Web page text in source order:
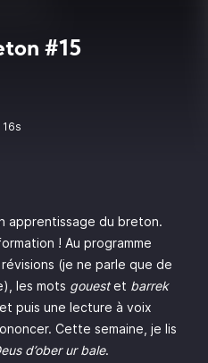
#15
16s
apprentissage du breton.
! Au programme
(je ne parle que de
les mots gouestet barrek
puis une lecture à voix
Cette semaine, je lis
d’ober ur bale.